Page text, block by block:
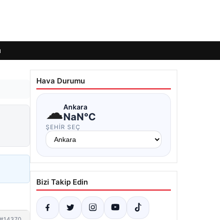
Hava Durumu
☁Ankara
NaN°C
ŞEHIR SEÇ
Bizi Takip Edin